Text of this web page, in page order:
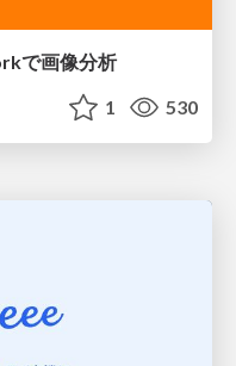
で画像分析
1 530